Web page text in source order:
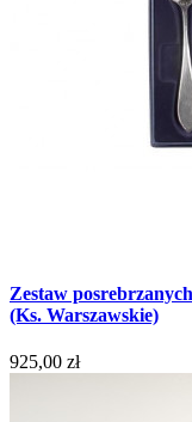
Zestaw
(Ks. Warszawskie)
925,00 zł